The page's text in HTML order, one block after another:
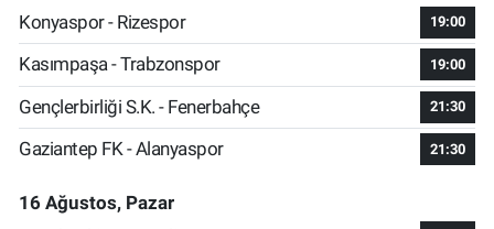
Konyaspor - Rizespor
19:00
Kasımpaşa - Trabzonspor 19:00
Gençlerbirliği S.K. - Fenerbahçe 21:30
Gaziantep FK - Alanyaspor 21:30
16 Ağustos, Pazar